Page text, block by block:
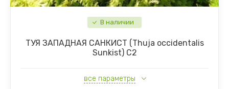
В наличии
ТУЯ ЗАПАДНАЯ САНКИСТ (Thuja occidentalis
Sunkist) С2
все параметры